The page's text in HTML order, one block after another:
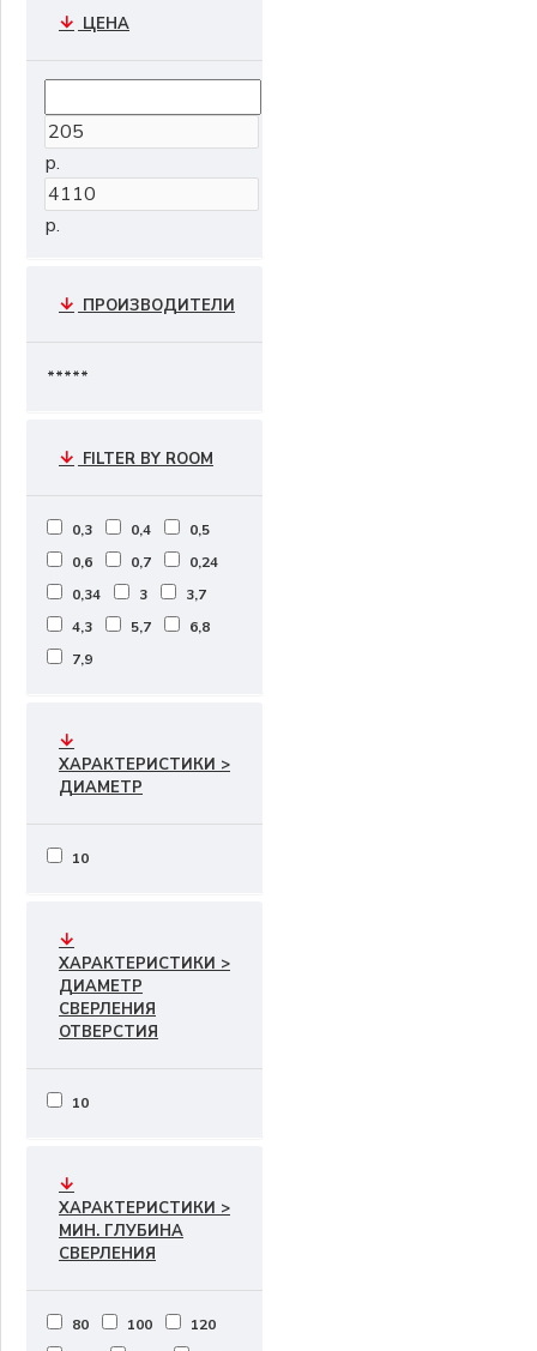
ЦЕНА
р.
р.
ПРОИЗВОДИТЕЛИ
*****
FILTER BY ROOM
0,3 0,4
0,5
0,6
0,7
0,24
0,34
3
3,7
4,3
5,7
6,8
7,9
ХАРАКТЕРИСТИКИ >
ДИАМЕТР
10
ХАРАКТЕРИСТИКИ >
ДИАМЕТР
СВЕРЛЕНИЯ
ОТВЕРСТИЯ
10
ХАРАКТЕРИСТИКИ >
МИН. ГЛУБИНА
СВЕРЛЕНИЯ
80 100
120